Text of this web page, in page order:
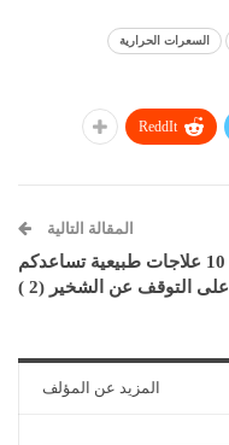
السعرات الحرارية
ReddIt
المقالة التالية
10 علاجات طبيعية تساعدكم
على التوقف عن الشخير (2 )
المزيد عن المؤلف